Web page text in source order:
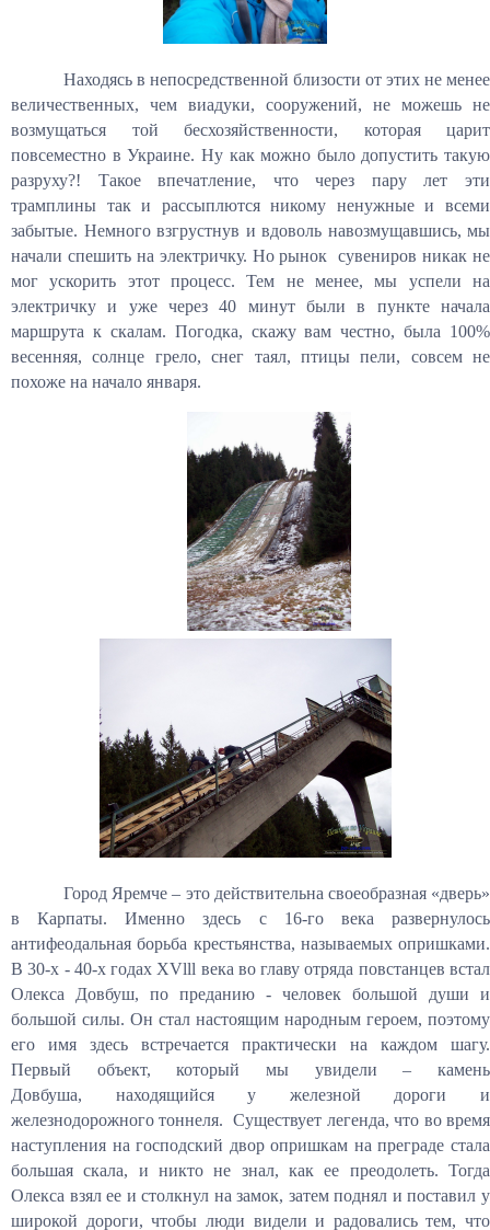
Находясь в непосредственной близости от этих не менее
величественных, чем виадуки, сооружений, не можешь не
возмущаться той бесхозяйственности, которая царит
повсеместно в Украине. Ну как можно было допустить такую
разруху?! Такое впечатление, что через пару лет эти
трамплины так и рассыплются никому ненужные и всеми
забытые. Немного взгрустнув и вдоволь навозмущавшись, мы
начали спешить на электричку. Но рынок сувениров никак не
мог ускорить этот процесс. Тем не менее, мы успели на
электричку и уже через 40 минут были в пункте начала
маршрута к скалам. Погодка, скажу вам честно, была 100%
весенняя, солнце грело, снег таял, птицы пели, совсем не
похоже на начало января.
Город Яремче – это действительна своеобразная «дверь»
в Карпаты. Именно здесь с 16-го века развернулось
антифеодальная борьба крестьянства, называемых опришками.
В 30-х - 40-х годах XVlll века во главу отряда повстанцев встал
Олекса Довбуш, по преданию - человек большой души и
большой силы. Он стал настоящим народным героем, поэтому
его имя здесь встречается практически на каждом шагу.
Первый объект, который мы увидели – камень
Довбуша, находящийся у железной дороги и
железнодорожного тоннеля. Существует легенда, что во время
наступления на господский двор опришкам на преграде стала
большая скала, и никто не знал, как ее преодолеть. Тогда
Олекса взял ее и столкнул на замок, затем поднял и поставил у
широкой дороги, чтобы люди видели и радовались тем, что